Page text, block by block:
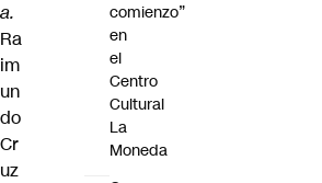
a.
Ra
im
un
do
Cr
uz
comienzo”
en
el
Centro
Cultural
La
Moneda